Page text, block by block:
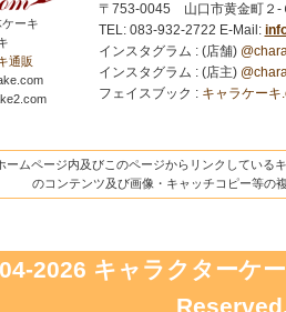
ーキ
通販
〒753-0045 山口市黄金町
TEL: 083-932-2722 E-Mail:
インスタグラム : (店舗)
インスタグラム : (店主)
フェイスブック : キャラケー
ームページ内及びこのページからリンクしている
のコンテンツ及び画像・キャッチコピー等の
2026 キャラクターケ